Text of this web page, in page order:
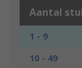
Aantal
1 - 9
10 - 49